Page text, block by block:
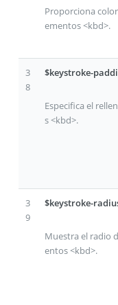
Proporciona
ementos <kbd>.
3
8
$keystroke-
Especifica el
s <kbd>.
3
9
$keystroke-
Muestra el radio
entos <kbd>.